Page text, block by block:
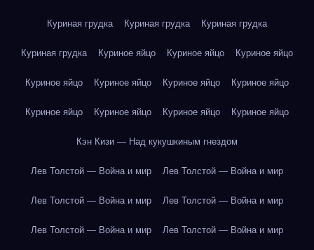
Куриная грудка Куриная грудка Куриная грудка
Куриная грудка Куриное яйцо Куриное яйцо Куриное яйцо
Куриное яйцо Куриное яйцо Куриное яйцо Куриное яйцо
Куриное яйцо Куриное яйцо Куриное яйцо Куриное яйцо
Кэн Кизи — Над кукушкиным гнездом
Лев Толстой — Война и мир Лев Толстой — Война и мир
Лев Толстой — Война и мир Лев Толстой — Война и мир
Лев Толстой — Война и мир Лев Толстой — Война и мир